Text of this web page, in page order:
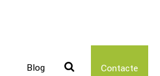
Blog Contacte